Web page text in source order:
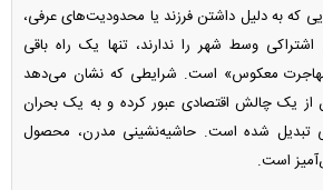
که به دلیل داشتن فرزند یا محدودیت‌های عرفی،
وسط شهر را ندارند، تنها یک راه باقی
معکوس» است. شرایطی که نشان می‌دهد
از یک چالش اقتصادی عبور کرده و به یک بحران
تبدیل شده است. حاشیه‌نشینی مدرن، محصول
است.